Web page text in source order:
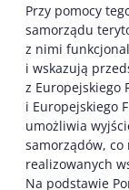
Przy pomocy
samorządu
z nimi
i wskazują
z Europejskiego
i Europejskiego
umożliwia
samorządów, co
realizowanych
Na podstawie